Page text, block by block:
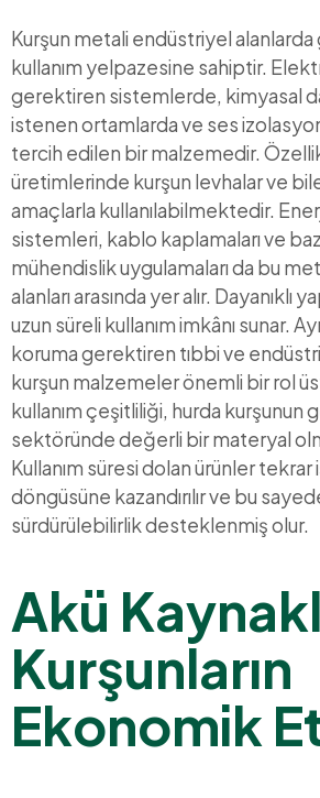
Kurşun metali endüstriyel alanlarda
kullanım yelpazesine sahiptir.
gerektiren sistemlerde, kimyasal
istenen ortamlarda ve ses
tercih edilen bir malzemedir.
üretimlerinde kurşun levhalar ve
amaçlarla kullanılabilmektedir.
sistemleri, kablo kaplamaları ve
mühendislik uygulamaları da bu
alanları arasında yer alır. Dayanıklı
uzun süreli kullanım imkânı sunar.
koruma gerektiren tıbbi ve
kurşun malzemeler önemli bir rol
kullanım çeşitliliği, hurda kurşunun
sektöründe değerli bir materyal
Kullanım süresi dolan ürünler
döngüsüne kazandırılır ve bu
sürdürülebilirlik desteklenmiş olur.
Akü
Kurşunların
Ekonomik